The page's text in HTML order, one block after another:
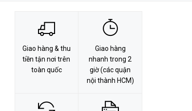
Giao hàng & thu
tiền tận nơi trên
toàn quốc
Giao hàng
nhanh trong 2
giờ (các quận
nội thành HCM)